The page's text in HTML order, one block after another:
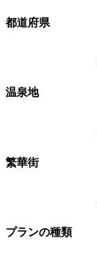
都道府県
温泉地
繁華街
プランの種類